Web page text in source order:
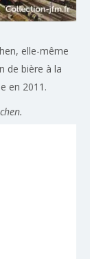
elle-même
de bière à la
en 2011.